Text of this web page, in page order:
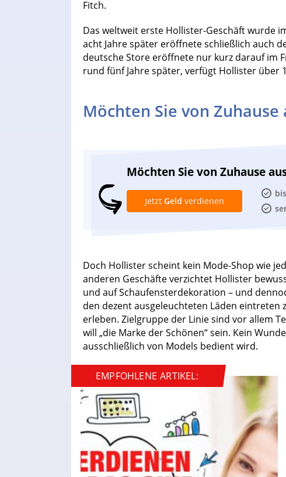
Fitch.
Das weltweit erste Hollister-Geschäft wurde
acht Jahre später eröffnete schließlich auch
deutsche Store eröffnete nur kurz darauf im
rund fünf Jahre später, verfügt Hollister über
Möchten Sie von
Möchten Sie von Zuhause
Jetzt Geld verdienen
Doch Hollister scheint kein Mode-Shop wie
anderen Geschäfte verzichtet Hollister
und auf Schaufensterdekoration – und
den dezent ausgeleuchteten Läden eintreten
erleben. Zielgruppe der Linie sind vor allem
will „die Marke der Schönen“ sein. Kein
ausschließlich von Models bedient wird.
EMPFOHLENE ARTIKEL: